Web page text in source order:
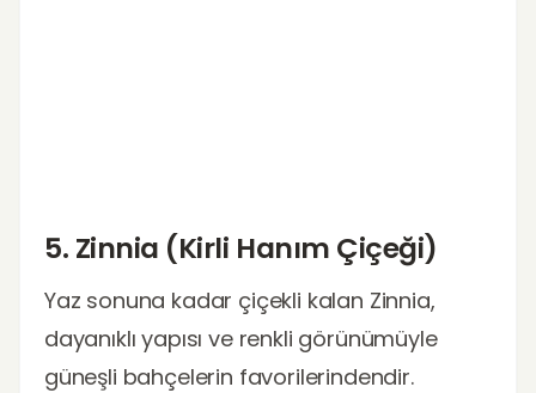
5. Zinnia (Kirli Hanım Çiçeği)
Yaz sonuna kadar çiçekli kalan Zinnia,
dayanıklı yapısı ve renkli görünümüyle
güneşli bahçelerin favorilerindendir.